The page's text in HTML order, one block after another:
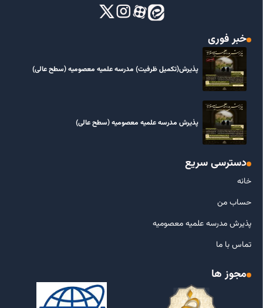
خبر فوری
پذیرش(تکمیل ظرفیت) مدرسه علمیه معصومیه‌ (سطح عالی)
پذیرش مدرسه علمیه معصومیه‌ (سطح عالی)
دسترسی سریع
خانه
حساب من
پذیرش مدرسه علمیه معصومیه
تماس با ما
مجوز ها